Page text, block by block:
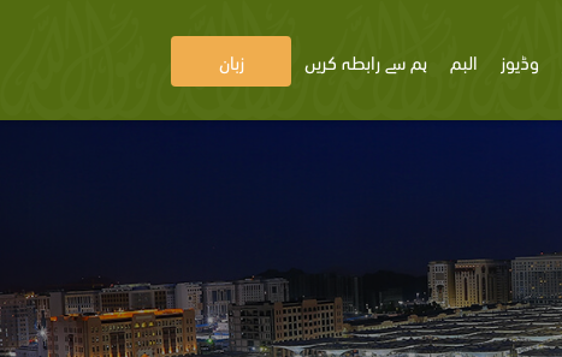
وڈیوز البم ہم سے رابطہ کریں زبان